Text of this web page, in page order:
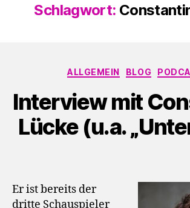
Schlagwort:
Kategorien
ALLGEMEIN BLOG
Interview mit
Lücke (u.a.
Er ist bereits der
dritte Schauspieler